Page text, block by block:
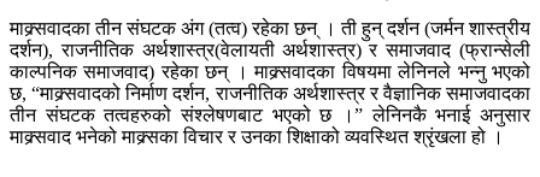
माक्र्सवादका तीन संघटक अंग (तत्व) रहेका छन् । ती हुन् दर्शन (जर्मन शास्त्रीय
दर्शन), राजनीतिक अर्थशास्त्र(वेलायती अर्थशास्त्र) र समाजवाद (फ्रान्सेली
काल्पनिक समाजवाद) रहेका छन् । माक्र्सवादका विषयमा लेनिनले भन्नु भएको
छ, “माक्र्सवादको निर्माण दर्शन, राजनीतिक अर्थशास्त्र र वैज्ञानिक समाजवादका
तीन संघटक तत्वहरुको संश्लेषणबाट भएको छ ।” लेनिनकै भनाई अनुसार
माक्र्सवाद भनेको माक्र्सका विचार र उनका शिक्षाको व्यवस्थित श्रृंखला हो ।